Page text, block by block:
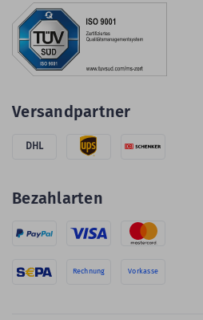
Versandpartner
DHL
Bezahlarten
Rechnung Vorkasse